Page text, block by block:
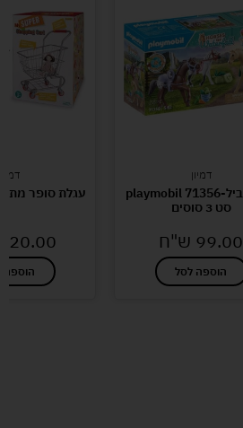
דמיון
פליימוביל-playmobil 71356
סט 3 סוסים
99.00 ש"ח
הוספה לסל
עגלת סופר
הוספה